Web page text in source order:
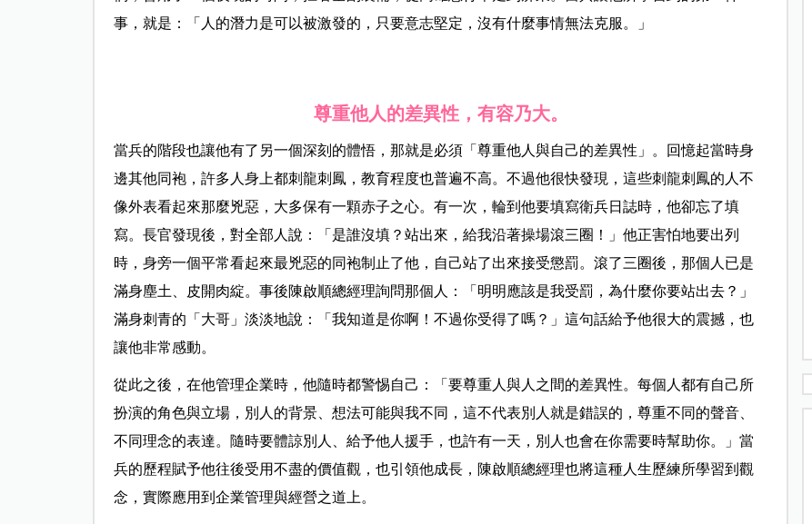
事，就是：「人的潛力是可以被激發的，只要意志堅定，沒有什麼事情無法克服。」
尊重他人的差異性，有容乃大。
當兵的階段也讓他有了另一個深刻的體悟，那就是必須「尊重他人與自己的差異性」。回憶起當時身
邊其他同袍，許多人身上都刺龍刺鳳，教育程度也普遍不高。不過他很快發現，這些刺龍刺鳳的人不
像外表看起來那麼兇惡，大多保有一顆赤子之心。有一次，輪到他要填寫衛兵日誌時，他卻忘了填
寫。長官發現後，對全部人說：「是誰沒填？站出來，給我沿著操場滾三圈！」他正害怕地要出列
時，身旁一個平常看起來最兇惡的同袍制止了他，自己站了出來接受懲罰。滾了三圈後，那個人已是
滿身塵土、皮開肉綻。事後陳啟順總經理詢問那個人：「明明應該是我受罰，為什麼你要站出去？」
滿身刺青的「大哥」淡淡地說：「我知道是你啊！不過你受得了嗎？」這句話給予他很大的震撼，也
讓他非常感動。
從此之後，在他管理企業時，他隨時都警惕自己：「要尊重人與人之間的差異性。每個人都有自己所
扮演的角色與立場，別人的背景、想法可能與我不同，這不代表別人就是錯誤的，尊重不同的聲音、
不同理念的表達。隨時要體諒別人、給予他人援手，也許有一天，別人也會在你需要時幫助你。」當
兵的歷程賦予他往後受用不盡的價值觀，也引領他成長，陳啟順總經理也將這種人生歷練所學習到觀
念，實際應用到企業管理與經營之道上。